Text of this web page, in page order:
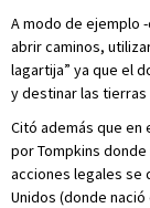
A modo de ejemplo
abrir caminos,
lagartija” ya que el
y destinar las
Citó además que en
por Tompkins
acciones legales se
Unidos (donde